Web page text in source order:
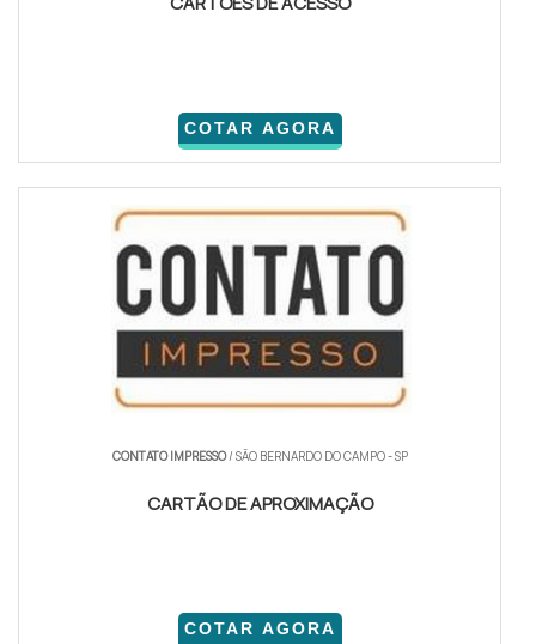
COTAR AGORA
CONTATO IMPRESSO/ SÃO BERNARDO DO CAMPO - SP
CARTÃO DE APROXIMAÇÃO
COTAR AGORA